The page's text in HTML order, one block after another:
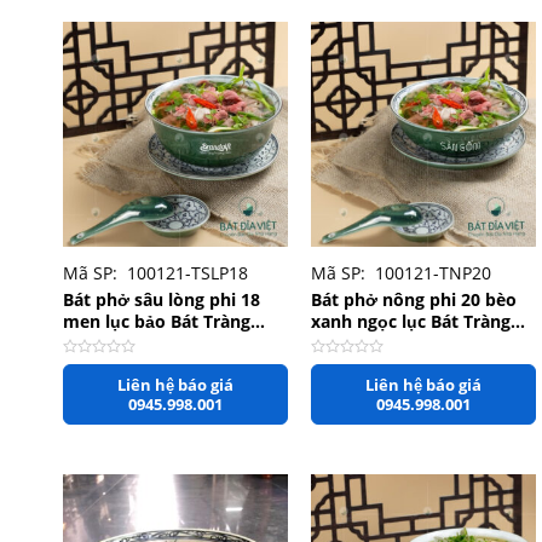
+
Mã SP: 100121-TSLP18
Bát phở sâu lòng phi 18
men lục bảo Bát Tràng
rộng 18cm x 8cm
Được
5
Liên hệ báo giá
0945.998.001
+
Mã SP: 100121-TNP20
Bát phở nông phi 20 bèo
xanh ngọc lục Bát Tràng
rộng 20cm x 7cm
Được
5
Liên hệ báo giá
0945.998.001